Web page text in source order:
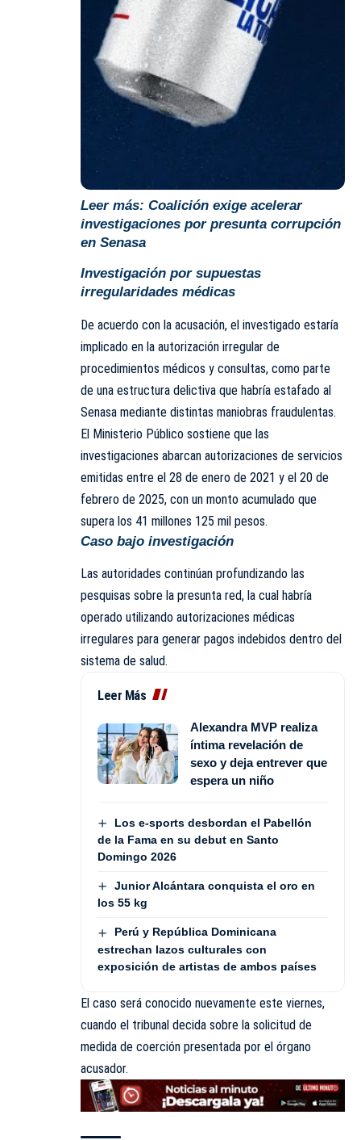
Leer más: Coalición exige acelerar
investigaciones por presunta corrupción
en Senasa
Investigación por supuestas
irregularidades médicas
De acuerdo con la acusación, el investigado estaría
implicado en la autorización irregular de
procedimientos médicos y consultas, como parte
de una estructura delictiva que habría estafado al
Senasa mediante distintas maniobras fraudulentas.
El Ministerio Público sostiene que las
investigaciones abarcan autorizaciones de servicios
emitidas entre el 28 de enero de 2021 y el 20 de
febrero de 2025, con un monto acumulado que
supera los 41 millones 125 mil pesos.
Caso bajo investigación
Las autoridades continúan profundizando las
pesquisas sobre la presunta red, la cual habría
operado utilizando autorizaciones médicas
irregulares para generar pagos indebidos dentro del
sistema de salud.
Leer Más
Alexandra MVP realiza
íntima revelación de
sexo y deja entrever que
espera un niño
Los e-sports desbordan el Pabellón
de la Fama en su debut en Santo
Domingo 2026
Junior Alcántara conquista el oro en
los 55 kg
Perú y República Dominicana
estrechan lazos culturales con
exposición de artistas de ambos países
El caso será conocido nuevamente este viernes,
cuando el tribunal decida sobre la solicitud de
medida de coerción presentada por el órgano
acusador.